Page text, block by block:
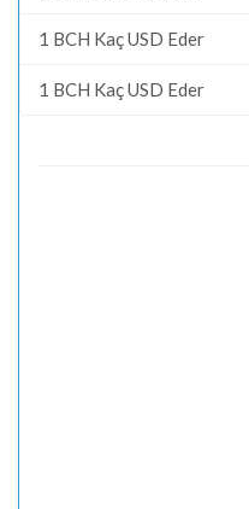
1 BCH Kaç USD Eder
1 BCH Kaç USD Eder